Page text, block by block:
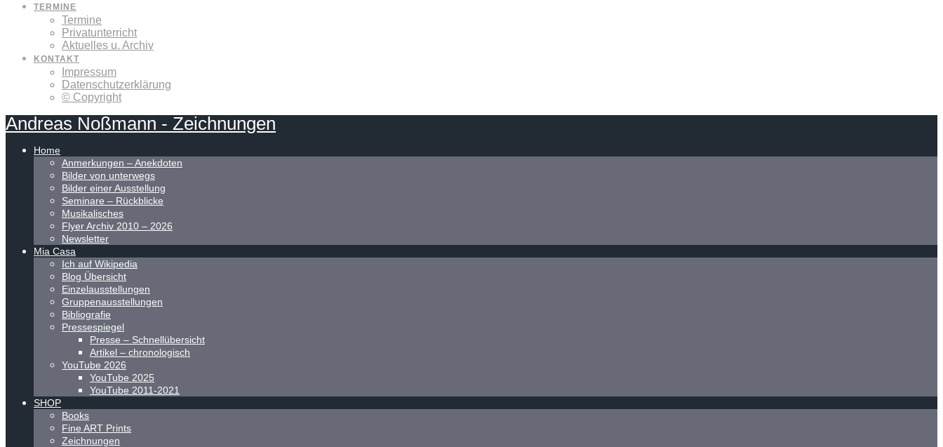
TERMINE
Termine
Privatunterricht
Aktuelles u. Archiv
KONTAKT
Impressum
Datenschutzerklärung
© Copyright
Andreas Noßmann - Zeichnungen
Home
Anmerkungen – Anekdoten
Bilder von unterwegs
Bilder einer Ausstellung
Seminare – Rückblicke
Musikalisches
Flyer Archiv 2010 – 2026
Newsletter
Mia Casa
Ich auf Wikipedia
Blog Übersicht
Einzelausstellungen
Gruppenausstellungen
Bibliografie
Pressespiegel
Presse – Schnellübersicht
Artikel – chronologisch
YouTube 2026
YouTube 2025
YouTube 2011-2021
SHOP
Books
Fine ART Prints
Zeichnungen